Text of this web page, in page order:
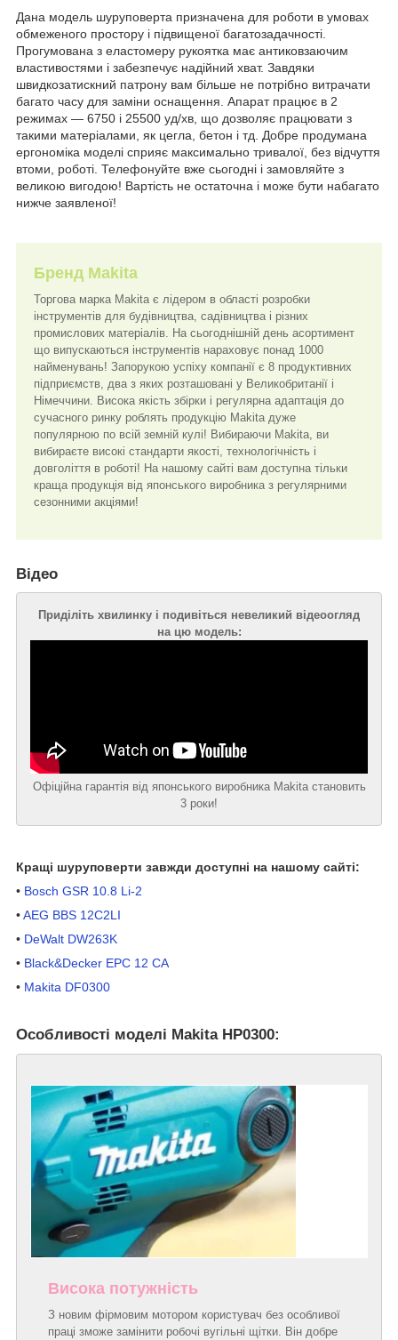
Дана модель шуруповерта призначена для роботи в умовах
обмеженого простору і підвищеної багатозадачності.
Прогумована з еластомеру рукоятка має антиковзаючим
властивостями і забезпечує надійний хват. Завдяки
швидкозатискний патрону вам більше не потрібно витрачати
багато часу для заміни оснащення. Апарат працює в 2
режимах — 6750 і 25500 уд/хв, що дозволяє працювати з
такими матеріалами, як цегла, бетон і тд. Добре продумана
ергономіка моделі сприяє максимально тривалої, без відчуття
втоми, роботі. Телефонуйте вже сьогодні і замовляйте з
великою вигодою! Вартість не остаточна і може бути набагато
нижче заявленої!
Бренд Makita
Торгова марка Makita є лідером в області розробки
інструментів для будівництва, садівництва і різних
промислових матеріалів. На сьогоднішній день асортимент
що випускаються інструментів нараховує понад 1000
найменувань! Запорукою успіху компанії є 8 продуктивних
підприємств, два з яких розташовані у Великобританії і
Німеччини. Висока якість збірки і регулярна адаптація до
сучасного ринку роблять продукцію Makita дуже
популярною по всій земній кулі! Вибираючи Makita, ви
вибираєте високі стандарти якості, технологічність і
довголіття в роботі! На нашому сайті вам доступна тільки
краща продукція від японського виробника з регулярними
сезонними акціями!
Відео
Приділіть хвилинку і подивіться невеликий відеоогляд
на цю модель:
Офіційна гарантія від японського виробника Makita становить
3 роки!
Кращі шуруповерти завжди доступні на нашому сайті:
• Bosch GSR 10.8 Li-2
•AEG BBS 12C2LI
• DeWalt DW263K
• Black&Decker EPC 12 CA
• Makita DF0300
Особливості моделі Makita HP0300:
Висока потужність
З новим фірмовим мотором користувач без особливої
праці зможе замінити робочі вугільні щітки. Він добре